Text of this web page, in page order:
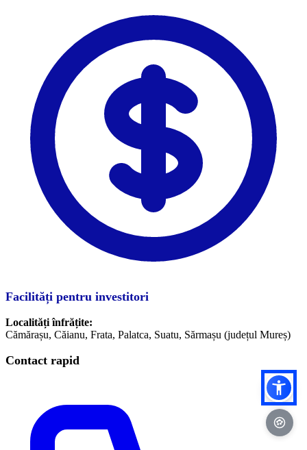
Facilități pentru investitori
Localități înfrățite:
Cămărașu, Căianu, Frata, Palatca, Suatu, Sărmașu (județul Mureș)
Contact rapid